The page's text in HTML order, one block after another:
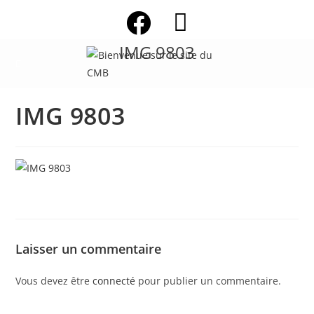
IMG 9803
IMG 9803
Laisser un commentaire
Vous devez êtreconnecté pour publier un commentaire.